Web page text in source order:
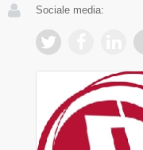
Sociale media: